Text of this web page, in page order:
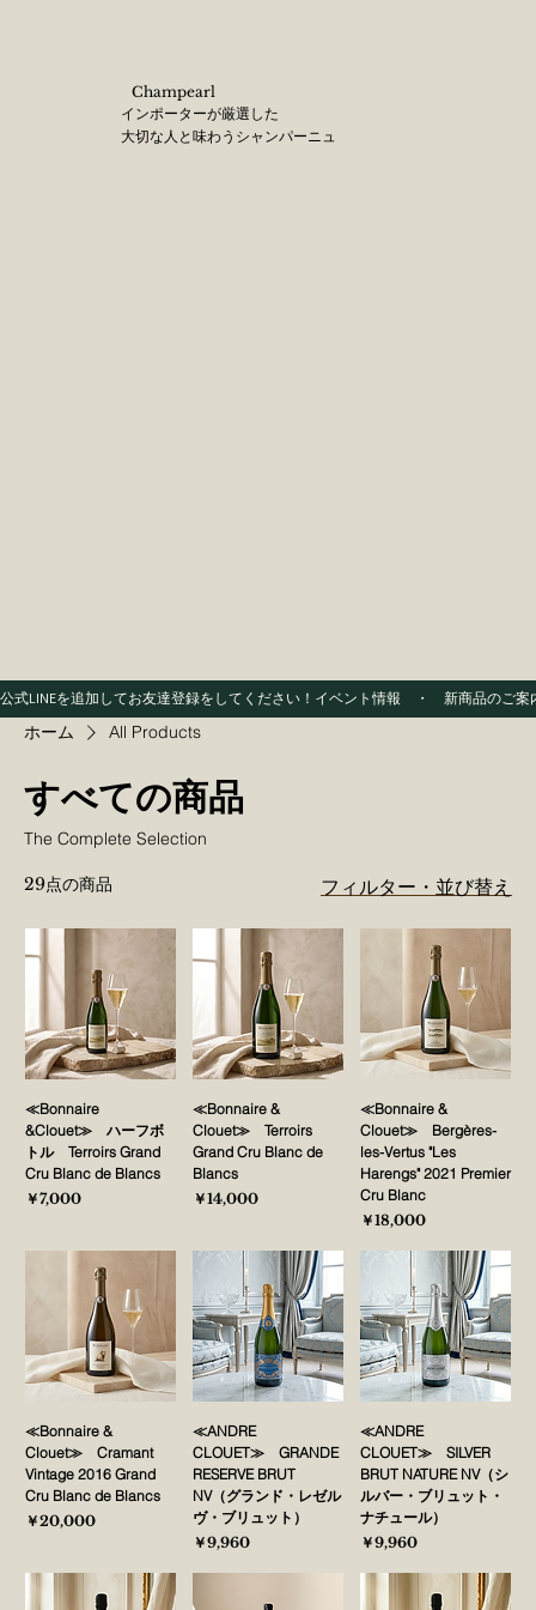
Champearl
インポーターが厳選した
大切な人と味わうシャンパーニュ
公式LINEを追加してお友達登録をしてください！イベント情報　・　新商品のご
ホーム All Products
すべての商品
The Complete Selection
29点の商品 フィルター・並び替え
≪Bonnaire
&Clouet≫ ハーフボ
トル Terroirs Grand
Cru Blanc de Blancs
価格
￥7,000
≪Bonnaire &
Clouet≫ Terroirs
Grand Cru Blanc de
Blancs
価格
￥14,000
≪Bonnaire &
Clouet≫ Bergères-
les-Vertus "Les
Harengs" 2021 Premier
Cru Blanc
価格
￥18,000
≪Bonnaire &
Clouet≫ Cramant
Vintage 2016 Grand
Cru Blanc de Blancs
価格
￥20,000
≪ANDRE
CLOUET≫ GRANDE
RESERVE BRUT
NV（グランド・レゼル
ヴ・ブリュット）
価格
￥9,960
≪ANDRE
CLOUET≫ SILVER
BRUT NATURE NV（シ
ルバー・ブリュット・
ナチュール）
価格
￥9,960